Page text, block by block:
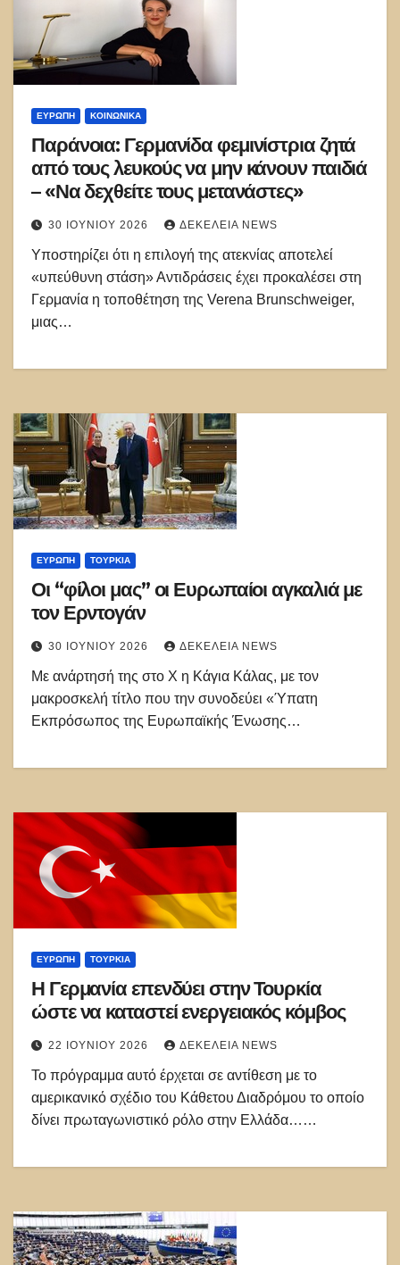
ΕΥΡΏΠΗ ΚΟΙΝΩΝΙΚΑ
Παράνοια: Γερμανίδα φεμινίστρια ζητά
από τους λευκούς να μην κάνουν παιδιά
– «Να δεχθείτε τους μετανάστες»
30 ΙΟΥΝΊΟΥ 2026 ΔΕΚΈΛΕΙΑ NEWS
Υποστηρίζει ότι η επιλογή της ατεκνίας αποτελεί
«υπεύθυνη στάση» Αντιδράσεις έχει προκαλέσει στη
Γερμανία η τοποθέτηση της Verena Brunschweiger,
μιας…
ΕΥΡΏΠΗ ΤΟΥΡΚΊΑ
Οι “φίλοι μας” οι Ευρωπαίοι αγκαλιά με
τον Ερντογάν
30 ΙΟΥΝΊΟΥ 2026 ΔΕΚΈΛΕΙΑ NEWS
Με ανάρτησή της στο Χ η Κάγια Κάλας, με τον
μακροσκελή τίτλο που την συνοδεύει «Ύπατη
Εκπρόσωπος της Ευρωπαϊκής Ένωσης…
ΕΥΡΏΠΗ ΤΟΥΡΚΊΑ
Η Γερμανία επενδύει στην Τουρκία
ώστε να καταστεί ενεργειακός κόμβος
22 ΙΟΥΝΊΟΥ 2026 ΔΕΚΈΛΕΙΑ NEWS
Το πρόγραμμα αυτό έρχεται σε αντίθεση με το
αμερικανικό σχέδιο του Κάθετου Διαδρόμου το οποίο
δίνει πρωταγωνιστικό ρόλο στην Ελλάδα……